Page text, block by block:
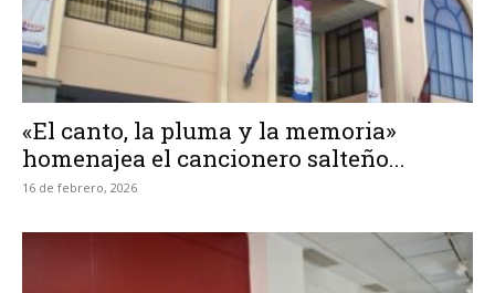
«El canto, la pluma y la memoria»
homenajea el cancionero salteño...
16 de febrero, 2026